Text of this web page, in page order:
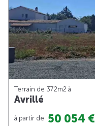
Terrain de 372m2 à
Avrillé
à partir de 50 054 €